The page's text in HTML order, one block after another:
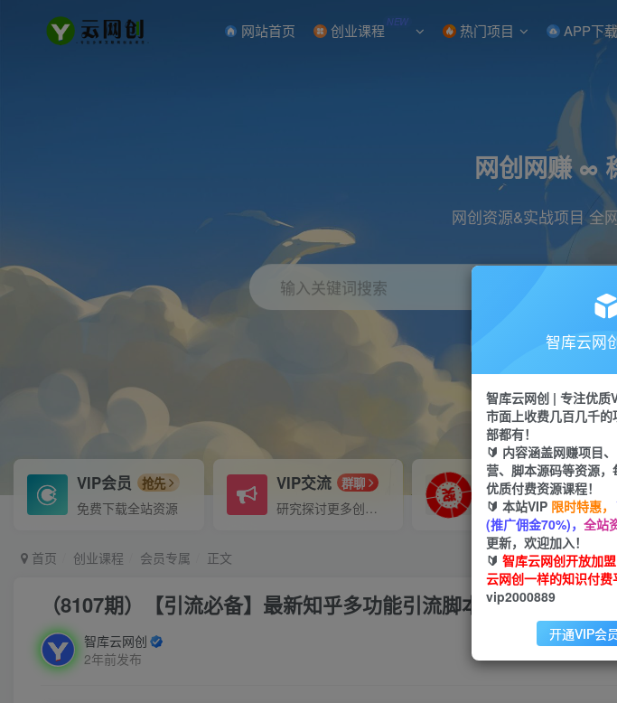
网站首页 创业课程 NEW 热门项目 APP下载
网创网赚 ∞
网创资源&实战项目 全
输入关键词搜索
直播 小
VIP会员 抢先
免费下载全站资源
VIP交流 群聊
研究探讨更多创业项目路子。
VIP推广
70%分佣
会员专属推广链接
首页 创业课程 会员专属 正文
（8107期）【引流必备】最新知乎多功能引流脚本，高质量精
智库云网创
2年前发布
智库云网
智库云网创 | 专注优质
市面上收费几百几千
部都有！
🔰 内容涵盖网赚项目
营、脚本源码等资源
优质付费资源课程！
🔰 本站VIP 限时特惠，
(推广佣金70%)， 全站
更新，欢迎加入！
🔰 智库云网创开放加
云网创一样的知识付费
vip2000889
开通VIP会员